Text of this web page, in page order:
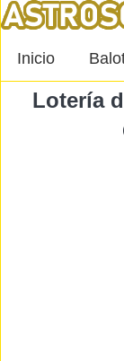
Inicio
Lotería